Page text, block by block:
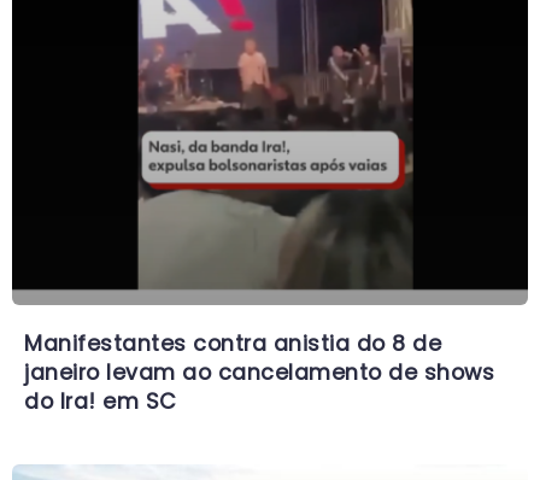
Manifestantes contra anistia do 8 de
janeiro levam ao cancelamento de shows
do Ira! em SC